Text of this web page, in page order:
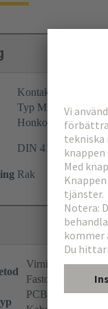
Kontaktdon
Typ MH 24+7
Honkontakdon
DIN 41612
Rak
Faston-
PCB till kabel